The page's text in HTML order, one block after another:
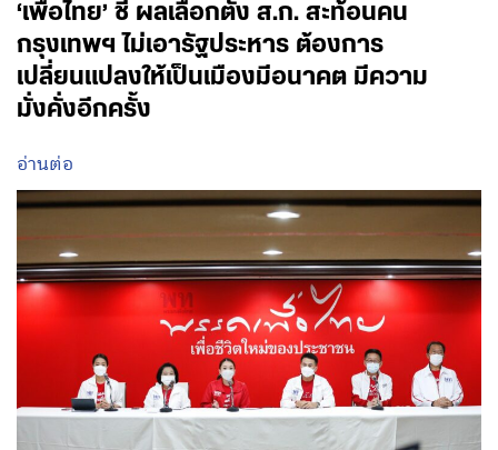
‘เพื่อไทย’ ชี้ ผลเลือกตั้ง ส.ก. สะท้อนคน
กรุงเทพฯ ไม่เอารัฐประหาร ต้องการ
เปลี่ยนแปลงให้เป็นเมืองมีอนาคต มีความ
มั่งคั่งอีกครั้ง
อ่านต่อ